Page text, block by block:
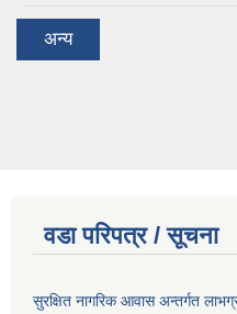
अन्य
वडा परिपत्र / सूचना
सुरक्षित नागरिक आवास अन्तर्गत